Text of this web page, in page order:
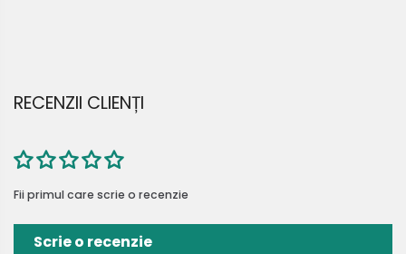
RECENZII CLIENȚI
Fii primul care scrie o recenzie
Scrie o recenzie